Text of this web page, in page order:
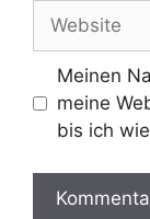
Website
Meinen
meine
bis ich